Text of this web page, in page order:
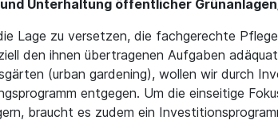
Unterhaltung öffentlicher
Lage zu versetzen, die fachgerechte
den ihnen übertragenen Aufgaben
(urban gardening), wollen wir durch
entgegen. Um die einseitige
braucht es zudem ein